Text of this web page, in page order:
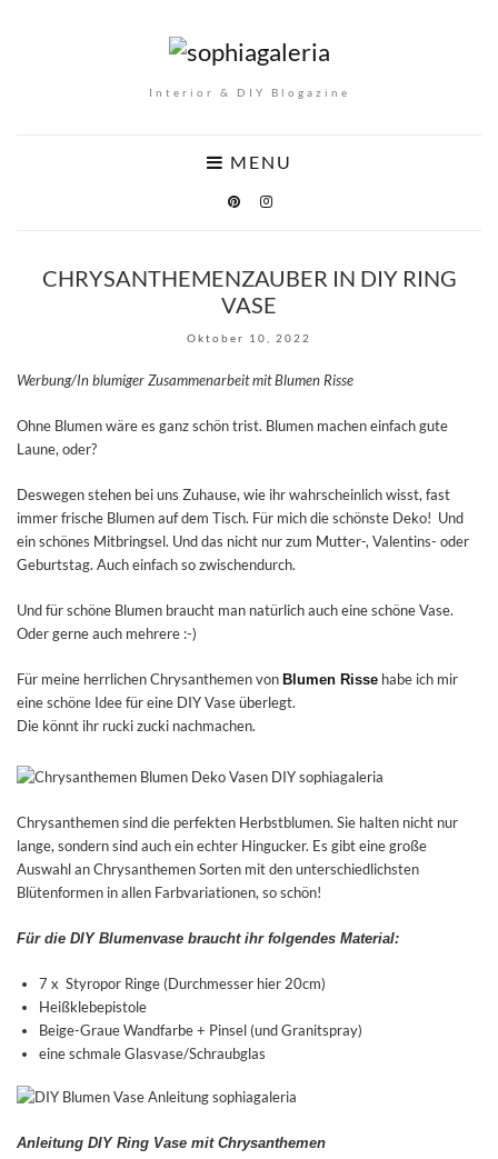
Interior & DIY Blogazine
MENU
CHRYSANTHEMENZAUBER IN DIY RING
VASE
Oktober 10, 2022
Werbung/In blumiger Zusammenarbeit mit Blumen Risse
Ohne Blumen wäre es ganz schön trist. Blumen machen einfach gute
Laune, oder?
Deswegen stehen bei uns Zuhause, wie ihr wahrscheinlich wisst, fast
immer frische Blumen auf dem Tisch. Für mich die schönste Deko! Und
ein schönes Mitbringsel. Und das nicht nur zum Mutter-, Valentins- oder
Geburtstag. Auch einfach so zwischendurch.
Und für schöne Blumen braucht man natürlich auch eine schöne Vase.
Oder gerne auch mehrere :-)
Für meine herrlichen Chrysanthemen von Blumen Risse habe ich mir
eine schöne Idee für eine DIY Vase überlegt.
Die könnt ihr rucki zucki nachmachen.
Chrysanthemen sind die perfekten Herbstblumen. Sie halten nicht nur
lange, sondern sind auch ein echter Hingucker. Es gibt eine große
Auswahl an Chrysanthemen Sorten mit den unterschiedlichsten
Blütenformen in allen Farbvariationen, so schön!
Für die DIY Blumenvase braucht ihr folgendes Material:
7 x Styropor Ringe (Durchmesser hier 20cm)
Heißklebepistole
Beige-Graue Wandfarbe + Pinsel (und Granitspray)
eine schmale Glasvase/Schraubglas
Anleitung DIY Ring Vase mit Chrysanthemen